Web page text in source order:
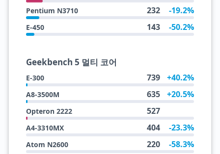
Pentium N3710 232 -19.2%
E-450 143 -50.2%
Geekbench 5 멀티 코어
E-300 739 +40.2%
A8-3500M 635 +20.5%
Opteron 2222 527
A4-3310MX 404 -23.3%
Atom N2600 220 -58.3%